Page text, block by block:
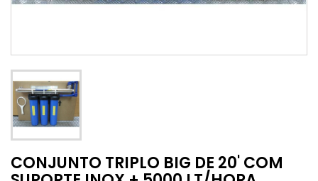
CONJUNTO TRIPLO BIG DE 20' COM